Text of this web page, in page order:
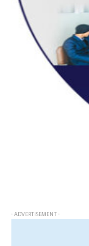
- ADVERTISEMENT -